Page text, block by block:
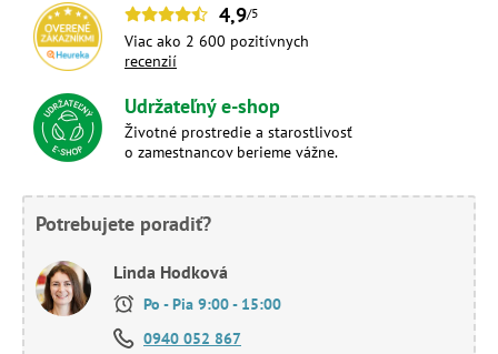
4,9/5
Viac ako 2 600 pozitívnych
recenzií
Udržateľný e-shop
Životné prostredie a starostlivosť
o zamestnancov berieme vážne.
Potrebujete poradiť?
Linda Hodková
Po - Pia 9:00 - 15:00
0940 052 867